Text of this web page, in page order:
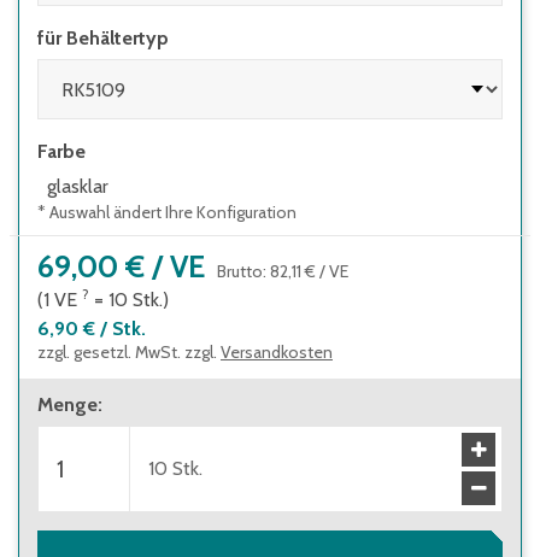
für Behältertyp
Farbe
glasklar
* Auswahl ändert Ihre Konfiguration
69,00 € /VE Brutto: 82,11 € /VE
(1 VE ? = 10 Stk.)
6,90 € / Stk.
zzgl. gesetzl. MwSt. zzgl. Versandkosten
Menge:
10 Stk.